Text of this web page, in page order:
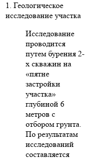
1. Геологическое
исследование участка
Исследование
проводится
путем бурения 2-
х скважин на
«пятне
застройки
участка»
глубиной 6
метров с
отбором грунта.
По результатам
исследований
составляется